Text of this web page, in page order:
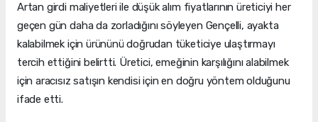
Artan girdi maliyetleri ile düşük alım fiyatlarının üreticiyi her
geçen gün daha da zorladığını söyleyen Gençelli, ayakta
kalabilmek için ürününü doğrudan tüketiciye ulaştırmayı
tercih ettiğini belirtti. Üretici, emeğinin karşılığını alabilmek
için aracısız satışın kendisi için en doğru yöntem olduğunu
ifade etti.